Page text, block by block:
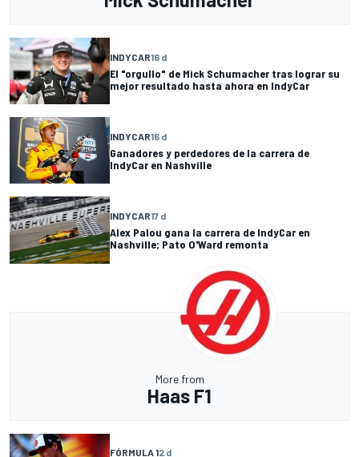
INDYCAR16 d
El "orgullo" de Mick Schumacher tras lograr su
mejor resultado hasta ahora en IndyCar
INDYCAR16 d
Ganadores y perdedores de la carrera de
IndyCar en Nashville
INDYCAR17 d
Alex Palou gana la carrera de IndyCar en
Nashville; Pato O'Ward remonta
More from
Haas F1
FÓRMULA 12 d